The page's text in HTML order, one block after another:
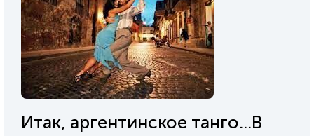
Итак, аргентинское танго...В